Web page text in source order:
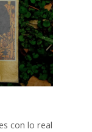
con lo real